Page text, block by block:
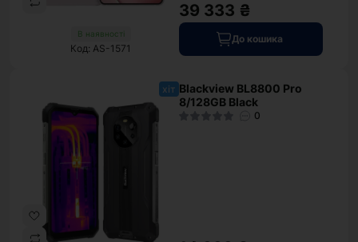
В наявності
Код: AS-1571
39 333 ₴
До кошика
хіт Blackview BL8800 Pro
8/128GB Black
0